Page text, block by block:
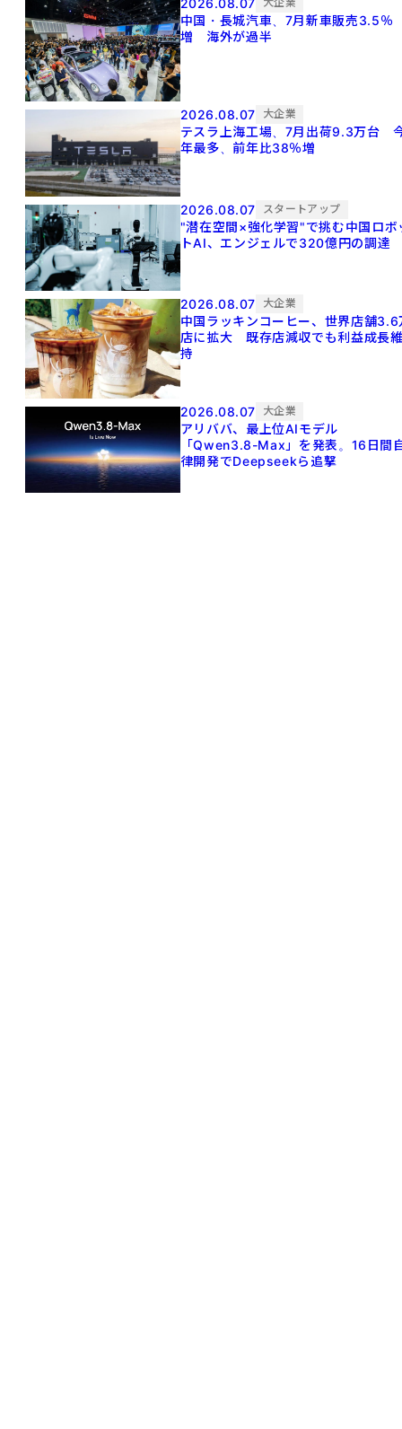
中国・長城汽車、7月新車販売3.5％
増 海外が過半
2026.08.07 大企業
テスラ上海工場、7月出荷9.3万台
年最多、前年比38％増
2026.08.07 スタートアップ
"潜在空間×強化学習"で挑む中国ロボ
トAI、エンジェルで320億円の調達
2026.08.07 大企業
中国ラッキンコーヒー、世界店舗3.6
店に拡大 既存店減収でも利益成長
持
2026.08.07 大企業
アリババ、最上位AIモデル
「Qwen3.8-Max」を発表。16日間
律開発でDeepseekら追撃